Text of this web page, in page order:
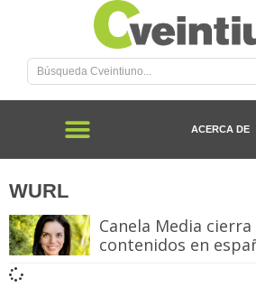
ACERCA DE
WURL
Canela Media
contenidos en